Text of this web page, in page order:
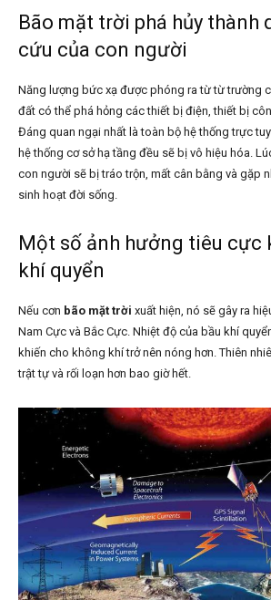
Bão mặt trời phá hủy thành
cứu của con người
Năng lượng bức xạ được phóng ra từ từ trường
đất có thể phá hỏng các thiết bị điện, thiết bị
Đáng quan ngại nhất là toàn bộ hệ thống trực
hệ thống cơ sở hạ tầng đều sẽ bị vô hiệu hóa.
con người sẽ bị tráo trộn, mất cân bằng và gặp
sinh hoạt đời sống.
Một số ảnh hưởng tiêu cực
khí quyển
Nếu cơn bão mặt trời xuất hiện, nó sẽ gây ra
Nam Cực và Bắc Cực. Nhiệt độ của bầu khí
khiến cho không khí trở nên nóng hơn. Thiên
trật tự và rối loạn hơn bao giờ hết.